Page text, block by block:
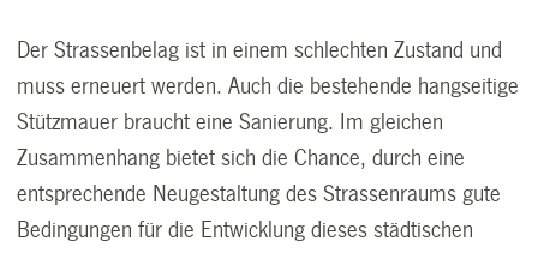
Der Strassenbelag ist in einem schlechten Zustand und
muss erneuert werden. Auch die bestehende hangseitige
Stützmauer braucht eine Sanierung. Im gleichen
Zusammenhang bietet sich die Chance, durch eine
entsprechende Neugestaltung des Strassenraums gute
Bedingungen für die Entwicklung dieses städtischen